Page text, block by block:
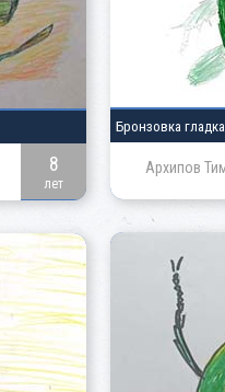
8
лет
Бронзовка
Архипов